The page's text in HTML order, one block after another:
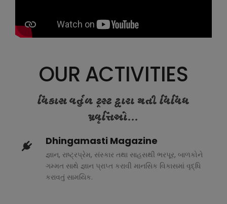
OUR ACTIVITIES
વિકાસ વર્તુળ ટ્રસ્ટ દ્વારા થતી વિવિધ
પ્રવૃત્તિઓ...
Dhingamasti Magazine
જ્ઞાન, રાષ્ટ્રપ્રેમ, સંસ્કાર તથા સાહસથી ભરપૂર, બાળકોને
ગમ્મત સાથે જ્ઞાન પ્રાપ્ત કરાવી માનસિક વિકાસમાં વૃદ્ધિ
કરાવતું સામયિક.